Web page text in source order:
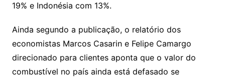
19% e Indonésia com 13%.
Ainda segundo a publicação, o relatório dos
economistas Marcos Casarin e Felipe Camargo
direcionado para clientes aponta que o valor do
combustível no país ainda está defasado se